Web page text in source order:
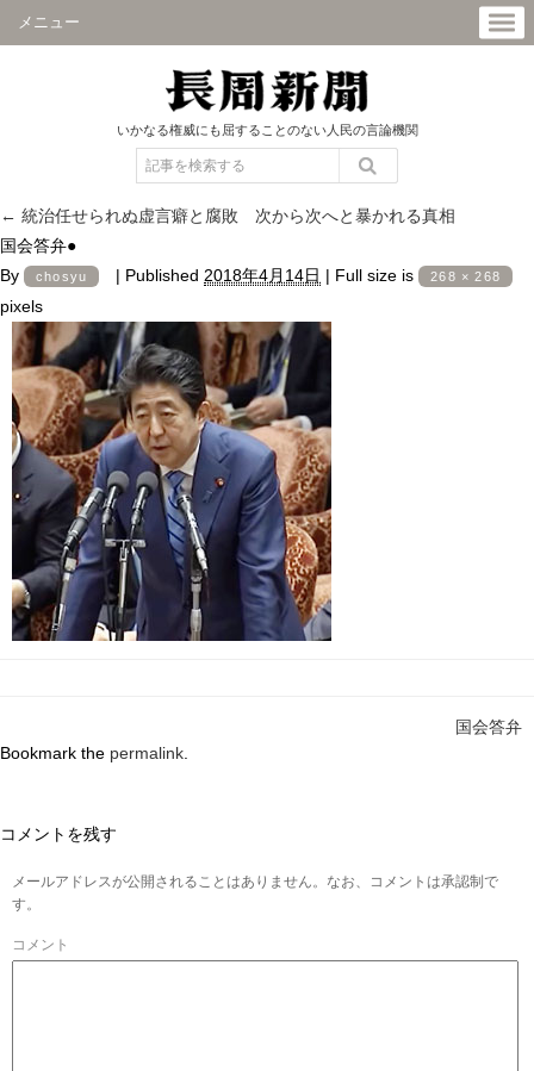
メニュー
いかなる権威にも屈することのない人民の言論機関
← 統治任せられぬ虚言癖と腐敗 次から次へと暴かれる真相
国会答弁●
By
chosyu | Published 2018年4月14日 | Full size is 268 × 268
pixels
国会答弁
Bookmark the permalink
コメントを残す
メールアドレスが公開されることはありません。なお、コメントは承認制で
す。
コメント